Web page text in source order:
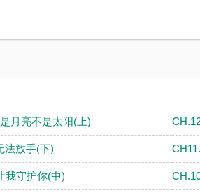
月亮不是太阳(上)
法放手(下)
我守护你(中)